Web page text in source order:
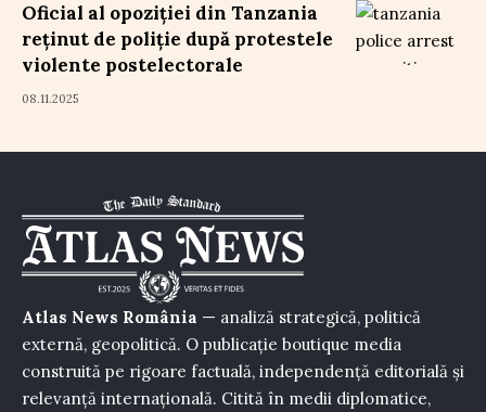
Oficial al opoziției din Tanzania
reținut de poliție după protestele
violente postelectorale
08.11.2025
Atlas News România — analiză strategică, politică
externă, geopolitică. O publicație boutique media
construită pe rigoare factuală, independență editorială și
relevanță internațională. Citită în medii diplomatice,